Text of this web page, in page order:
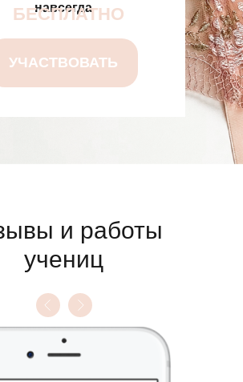
навсегда
БЕСПЛАТНО
УЧАСТВОВАТЬ
и работы
учениц